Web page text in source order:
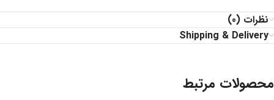
نظرات (0)
Shipping & Delivery
محصولات مرتبط